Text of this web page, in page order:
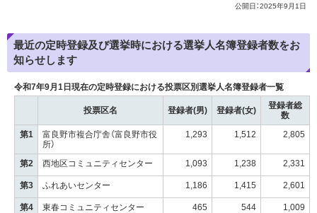
公開日：2025年9月1日
最近の定時登録及び選挙時における選挙人名簿登録者数をお
知らせします
令和7年9月1日現在の定時登録における投票区別選挙人名簿登録者一覧
投票区名 登録者(男) 登録者(女)
登録者総
数
第1
富良野市複合庁舎（富良野市役
所）
1,293 1,512 2,805
第2 西地区コミュニティセンター 1,093 1,238 2,331
第3 ふれあいセンター 1,186 1,415 2,601
第4 東春コミュニティセンター 465 544 1,009